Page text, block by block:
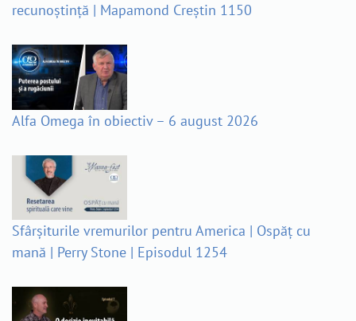
recunoștință | Mapamond Creștin 1150
Alfa Omega în obiectiv – 6 august 2026
Sfârșiturile vremurilor pentru America | Ospăț cu
mană | Perry Stone | Episodul 1254